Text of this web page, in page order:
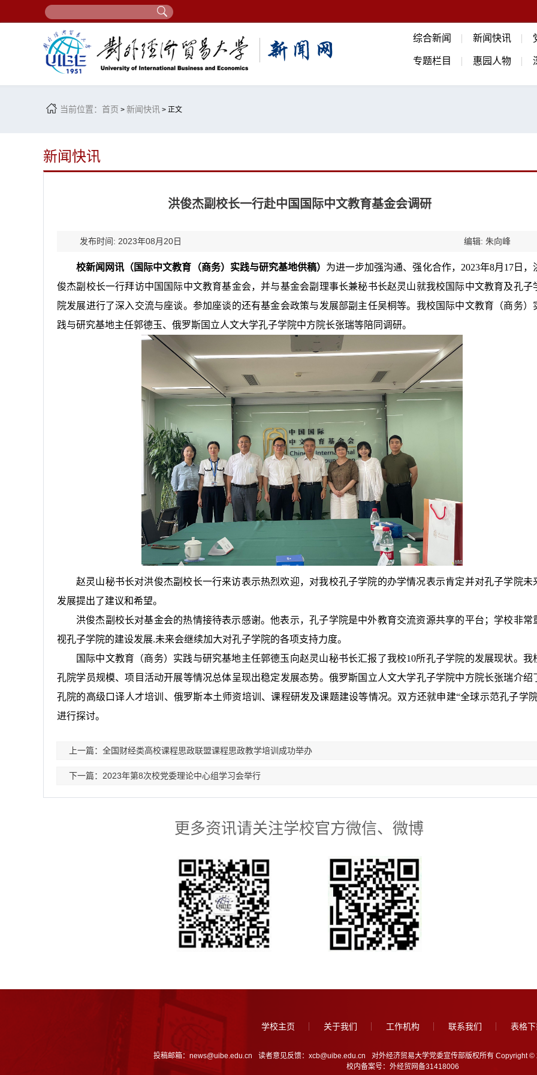
综合新闻 新闻快讯
专题栏目 惠园人物
当前位置： 首页 > 新闻快讯 > 正文
新闻快讯
洪俊杰副校长一行赴中国国际中文教育基金会调研
发布时间: 2023年08月20日 编辑: 朱向峰
校新闻网讯（国际中文教育（商务）实践与研究基地供稿） 为进一步加强沟通、强化合作，2023年8月17日，
俊杰副校长一行拜访中国国际中文教育基金会，并与基金会副理事长兼秘书长赵灵山就我校国际中文教育及孔子
院发展进行了深入交流与座谈。参加座谈的还有基金会政策与发展部副主任吴桐等。我校国际中文教育（商务）
践与研究基地主任郭德玉、俄罗斯国立人文大学孔子学院中方院长张瑞等陪同调研。
赵灵山秘书长对洪俊杰副校长一行来访表示热烈欢迎，对我校孔子学院的办学情况表示肯定并对孔子学院未
发展提出了建议和希望。
洪俊杰副校长对基金会的热情接待表示感谢。他表示，孔子学院是中外教育交流资源共享的平台；学校非常
视孔子学院的建设发展.未来会继续加大对孔子学院的各项支持力度。
国际中文教育（商务）实践与研究基地主任郭德玉向赵灵山秘书长汇报了我校10所孔子学院的发展现状。我
孔院学员规模、项目活动开展等情况总体呈现出稳定发展态势。俄罗斯国立人文大学孔子学院中方院长张瑞介绍
孔院的高级口译人才培训、俄罗斯本土师资培训、课程研发及课题建设等情况。双方还就申建“全球示范孔子学
进行探讨。
上一篇：全国财经类高校课程思政联盟课程思政教学培训成功举办
下一篇：2023年第8次校党委理论中心组学习会举行
更多资讯请关注学校官方微信、微博
学校主页 关于我们 工作机构 联系我们 表格
投稿邮箱：news@uibe.edu.cn 读者意见反馈：xcb@uibe.edu.cn
对外经济贸易大学党委宣传部版权所有 Copyright
校内备案号：外经贸网备31418006